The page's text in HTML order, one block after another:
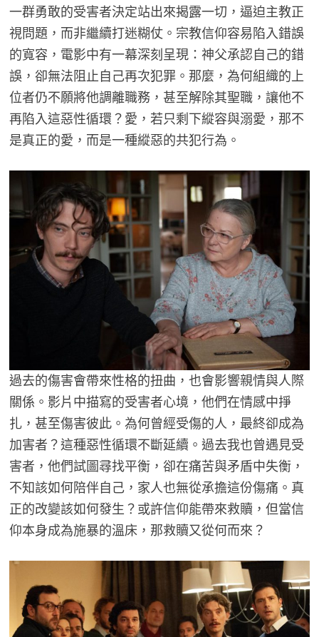
一群勇敢的受害者決定站出來揭露一切，逼迫主教正
視問題，而非繼續打迷糊仗。宗教信仰容易陷入錯誤
的寬容，電影中有一幕深刻呈現：神父承認自己的錯
誤，卻無法阻止自己再次犯罪。那麼，為何組織的上
位者仍不願將他調離職務，甚至解除其聖職，讓他不
再陷入這惡性循環？愛，若只剩下縱容與溺愛，那不
是真正的愛，而是一種縱惡的共犯行為。
過去的傷害會帶來性格的扭曲，也會影響親情與人際
關係。影片中描寫的受害者心境，他們在情感中掙
扎，甚至傷害彼此。為何曾經受傷的人，最終卻成為
加害者？這種惡性循環不斷延續。過去我也曾遇見受
害者，他們試圖尋找平衡，卻在痛苦與矛盾中失衡，
不知該如何陪伴自己，家人也無從承擔這份傷痛。真
正的改變該如何發生？或許信仰能帶來救贖，但當信
仰本身成為施暴的溫床，那救贖又從何而來？